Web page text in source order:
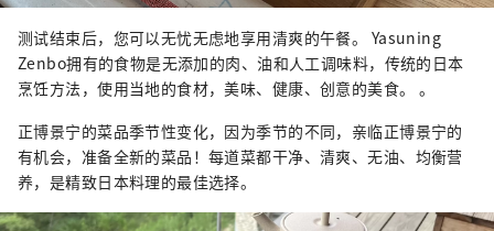
测试结束后，您可以无忧无虑地享用清爽的午餐。 Yasuning
Zenbo拥有的食物是无添加的肉、油和人工调味料，传统的日本
烹饪方法，使用当地的食材，美味、健康、创意的美食。 。
正博景宁的菜品季节性变化，因为季节的不同，亲临正博景宁的
有机会，准备全新的菜品！每道菜都干净、清爽、无油、均衡营
养，是精致日本料理的最佳选择。